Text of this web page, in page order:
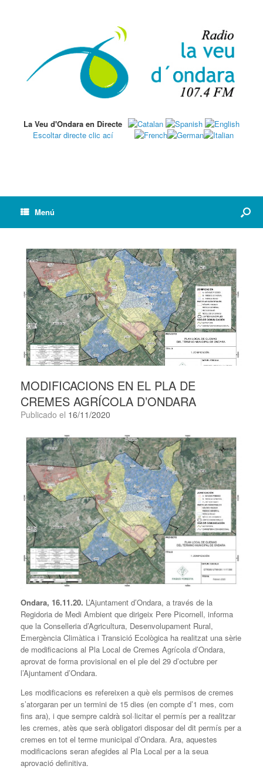
La Veu d'Ondara en Directe
Escoltar directe clic ací
Menú
MODIFICACIONS EN EL PLA DE
CREMES AGRÍCOLA D’ONDARA
Publicado el 16/11/2020
Ondara, 16.11.20. L’Ajuntament d’Ondara, a través de la
Regidoria de Medi Ambient que dirigeix Pere Picornell, informa
que la Conselleria d’Agricultura, Desenvolupament Rural,
Emergència Climàtica i Transició Ecològica ha realitzat una sèrie
de modificacions al Pla Local de Cremes Agrícola d’Ondara,
aprovat de forma provisional en el ple del 29 d’octubre per
l’Ajuntament d’Ondara.
Les modificacions es refereixen a què els permisos de cremes
s’atorgaran per un termini de 15 dies (en compte d’1 mes, com
fins ara), i que sempre caldrà sol·licitar el permís per a realitzar
les cremes, atès que serà obligatori disposar del dit permís per a
cremes en tot el terme municipal d’Ondara. Ara, aquestes
modificacions seran afegides al Pla Local per a la seua
aprovació definitiva.